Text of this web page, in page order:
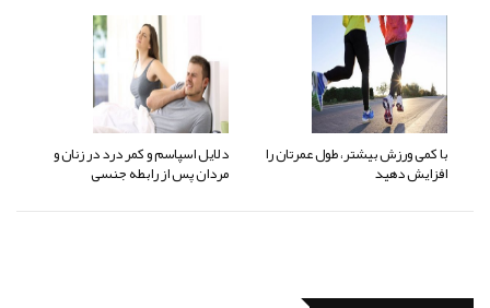
با کمی ورزش بیشتر، طول عمرتان را
افزایش دهید
دلایل اسپاسم و کمر درد در زنان و
مردان پس از رابطه جنسی